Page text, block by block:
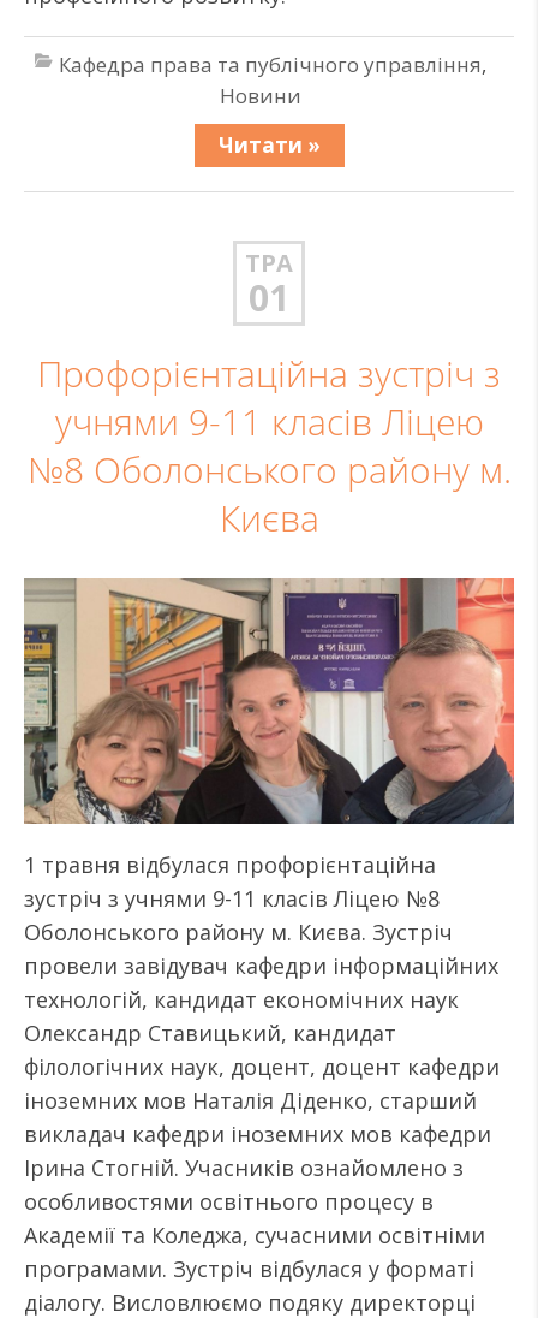
Кафедра права та публічного управління,
Новини
Читати »
ТРА
01
Профорієнтаційна зустріч з
учнями 9-11 класів Ліцею
№8 Оболонського району м.
Києва
1 травня відбулася профорієнтаційна
зустріч з учнями 9-11 класів Ліцею №8
Оболонського району м. Києва. Зустріч
провели завідувач кафедри інформаційних
технологій, кандидат економічних наук
Олександр Ставицький, кандидат
філологічних наук, доцент, доцент кафедри
іноземних мов Наталія Діденко, старший
викладач кафедри іноземних мов кафедри
Ірина Стогній. Учасників ознайомлено з
особливостями освітнього процесу в
Академії та Коледжа, сучасними освітніми
програмами. Зустріч відбулася у форматі
діалогу. Висловлюємо подяку директорці